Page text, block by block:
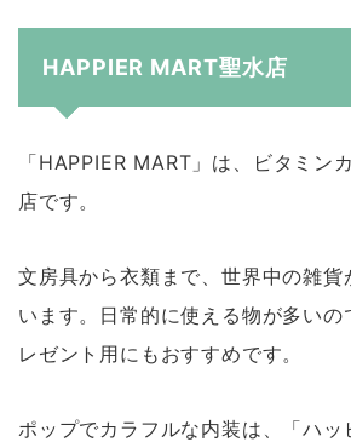
HAPPIER MART聖水店
「HAPPIER MART」は、ビタミン
店です。
文房具から衣類まで、世界中の雑貨
います。日常的に使える物が多い
レゼント用にもおすすめです。
ポップでカラフルな内装は、「ハ